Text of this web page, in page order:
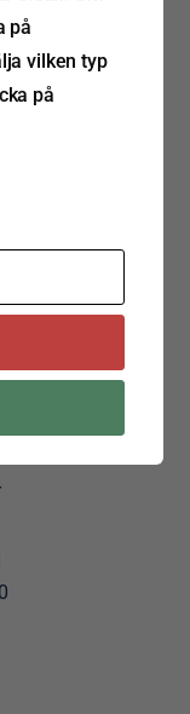
axlar
ECO-Plus-
HD
SV
på
vilken typ
på